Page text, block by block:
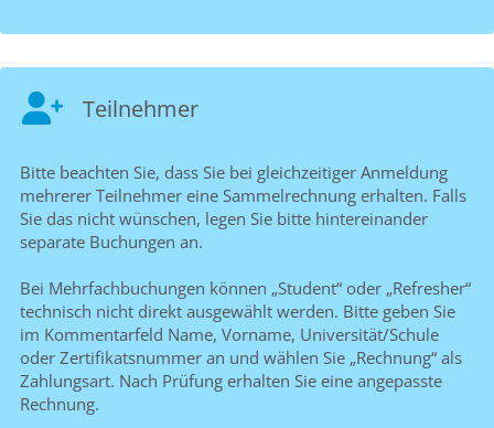
Teilnehmer
Bitte beachten Sie, dass Sie bei gleichzeitiger Anmeldung
mehrerer Teilnehmer eine Sammelrechnung erhalten. Falls
Sie das nicht wünschen, legen Sie bitte hintereinander
separate Buchungen an.
Bei Mehrfachbuchungen können „Student“ oder „Refresher“
technisch nicht direkt ausgewählt werden. Bitte geben Sie
im Kommentarfeld Name, Vorname, Universität/Schule
oder Zertifikatsnummer an und wählen Sie „Rechnung“ als
Zahlungsart. Nach Prüfung erhalten Sie eine angepasste
Rechnung.